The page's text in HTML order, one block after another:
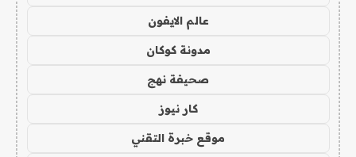
عالم الايفون
مدونة كوكان
صحيفة نهج
كار نيوز
موقع خبرة التقني